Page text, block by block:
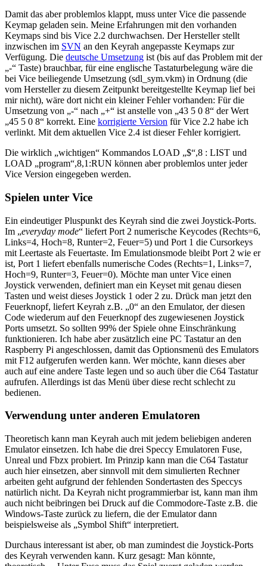
Damit das aber problemlos klappt, muss unter Vice die passende
Keymap geladen sein. Meine Erfahrungen mit den vorhanden
Keymaps sind bis Vice 2.2 durchwachsen. Der Hersteller stellt
inzwischen im SVN an den Keyrah angepasste Keymaps zur
Verfügung. Die deutsche Umsetzung ist (bis auf das Problem mit der
„-“ Taste) brauchbar, für eine englische Tastaturbelegung wäre die
bei Vice beiliegende Umsetzung (sdl_sym.vkm) in Ordnung (die
vom Hersteller zu diesem Zeitpunkt bereitgestellte Keymap lief bei
mir nicht), wäre dort nicht ein kleiner Fehler vorhanden: Für die
Umsetzung von „-“ nach „+“ ist anstelle von „43 5 0 8“ der Wert
„45 5 0 8“ korrekt. Eine korrigierte Version für Vice 2.2 habe ich
verlinkt. Mit dem aktuellen Vice 2.4 ist dieser Fehler korrigiert.
Die wirklich „wichtigen“ Kommandos LOAD „$“,8 : LIST und
LOAD „program“,8,1:RUN können aber problemlos unter jeder
Vice Version eingegeben werden.
Spielen unter Vice
Ein eindeutiger Pluspunkt des Keyrah sind die zwei Joystick-Ports.
Im „everyday mode“ liefert Port 2 numerische Keycodes (Rechts=6,
Links=4, Hoch=8, Runter=2, Feuer=5) und Port 1 die Cursorkeys
mit Leertaste als Feuertaste. Im Emulationsmode bleibt Port 2 wie er
ist, Port 1 liefert ebenfalls numerische Codes (Rechts=1, Links=7,
Hoch=9, Runter=3, Feuer=0). Möchte man unter Vice einen
Joystick verwenden, definiert man ein Keyset mit genau diesen
Tasten und weist dieses Joystick 1 oder 2 zu. Drück man jetzt den
Feuerknopf, liefert Keyrah z.B. „0“ an den Emulator, der diesen
Code wiederum auf den Feuerknopf des zugewiesenen Joystick
Ports umsetzt. So sollten 99% der Spiele ohne Einschränkung
funktionieren. Ich habe aber zusätzlich eine PC Tastatur an den
Raspberry Pi angeschlossen, damit das Optionsmenü des Emulators
mit F12 aufgerufen werden kann. Wer möchte, kann dieses aber
auch auf eine andere Taste legen und so auch über die C64 Tastatur
aufrufen. Allerdings ist das Menü über diese recht schlecht zu
bedienen.
Verwendung unter anderen Emulatoren
Theoretisch kann man Keyrah auch mit jedem beliebigen anderen
Emulator einsetzen. Ich habe die drei Speccy Emulatoren Fuse,
Unreal und Fbzx probiert. Im Prinzip kann man die C64 Tastatur
auch hier einsetzen, aber sinnvoll mit dem simulierten Rechner
arbeiten geht aufgrund der fehlenden Sondertasten des Speccys
natürlich nicht. Da Keyrah nicht programmierbar ist, kann man ihm
auch nicht beibringen bei Druck auf die Commodore-Taste z.B. die
Windows-Taste zurück zu liefern, die der Emulator dann
beispielsweise als „Symbol Shift“ interpretiert.
Durchaus interessant ist aber, ob man zumindest die Joystick-Ports
des Keyrah verwenden kann. Kurz gesagt: Man könnte,